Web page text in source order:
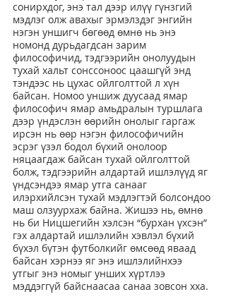
сонирхдог, энэ тал дээр илүү гүнзгий
мэдлэг олж авахыг эрмэлздэг энгийн
нэгэн уншигч бөгөөд өмнө нь энэ
номонд дурьдагдсан зарим
философичид, тэдгээрийн онолуудын
тухай хальт сонссоноос цаашгүй энд
тэндээс нь цухас ойлголттой л хүн
байсан. Номоо уншиж дуусаад ямар
философич ямар амьдралын туршлага
дээр үндэслэн өөрийн онолыг гаргаж
ирсэн нь өөр нэгэн философичийн
эсрэг үзэл бодол бүхий онолоор
няцаагдаж байсан тухай ойлголттой
болж, тэдгээрийн алдартай ишлэлүүд яг
үндсэндээ ямар утга санааг
илэрхийлсэн тухай мэдлэгтэй болсондоо
маш олзуурхаж байна. Жишээ нь, өмнө
нь би Ницшегийн хэлсэн “бурхан үхсэн”
гэх алдартай ишлэлийн хэвлэл бүхий
бүхэл бүтэн футболкийг өмсөөд яваад
байсан хэрнээ яг энэ ишлэлийнхээ
утгыг энэ номыг унших хүртлээ
мэддэггүй байснаасаа санаа зовсон хха.